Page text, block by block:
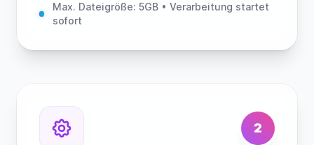
Max. Dateigröße: 5GB • Verarbeitung startet
sofort
2